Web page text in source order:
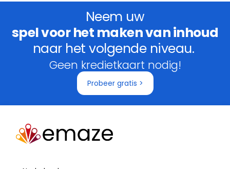
Neem uw
spel voor het maken van inhoud
naar het volgende niveau.
Geen kredietkaart nodig!
Probeer gratis >